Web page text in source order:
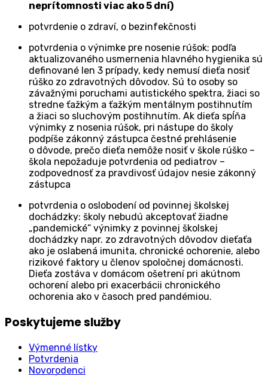
neprítomnosti viac ako 5 dní)
potvrdenie o zdraví, o bezinfekčnosti
potvrdenia o výnimke pre nosenie rúšok: podľa
aktualizovaného usmernenia hlavného hygienika sú
definované len 3 prípady, kedy nemusí dieťa nosiť
rúško zo zdravotných dôvodov. Sú to osoby so
závažnými poruchami autistického spektra, žiaci so
stredne ťažkým a ťažkým mentálnym postihnutím
a žiaci so sluchovým postihnutím. Ak dieťa spĺňa
výnimky z nosenia rúšok, pri nástupe do školy
podpíše zákonný zástupca čestné prehlásenie
o dôvode, prečo dieťa nemôže nosiť v škole rúško –
škola nepožaduje potvrdenia od pediatrov –
zodpovednosť za pravdivosť údajov nesie zákonný
zástupca
potvrdenia o oslobodení od povinnej školskej
dochádzky: školy nebudú akceptovať žiadne
„pandemické“ výnimky z povinnej školskej
dochádzky napr. zo zdravotných dôvodov dieťaťa
ako je oslabená imunita, chronické ochorenie, alebo
rizikové faktory u členov spoločnej domácnosti.
Dieťa zostáva v domácom ošetrení pri akútnom
ochorení alebo pri exacerbácii chronického
ochorenia ako v časoch pred pandémiou.
Poskytujeme služby
Výmenné lístky
Potvrdenia
Novorodenci